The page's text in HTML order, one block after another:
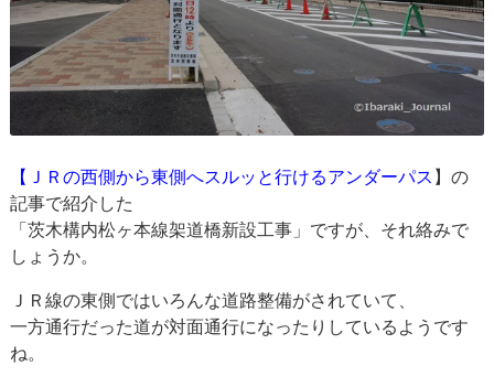
【ＪＲの西側から東側へスルッと行けるアンダーパス 】の
記事で紹介した
「茨木構内松ヶ本線架道橋新設工事」ですが、それ絡みで
しょうか。
ＪＲ線の東側ではいろんな道路整備がされていて、
一方通行だった道が対面通行になったりしているようです
ね。